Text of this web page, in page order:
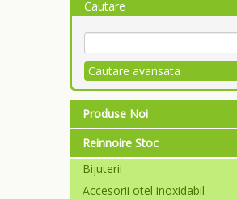
Cautare
Cautare avansata
Produse Noi
Reinnoire Stoc
Bijuterii
Accesorii otel inoxidabil